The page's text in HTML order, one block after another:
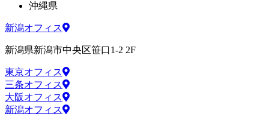
沖縄県
新潟オフィス
新潟県新潟市中央区笹口1-2 2F
東京オフィス
三条オフィス
大阪オフィス
新潟オフィス